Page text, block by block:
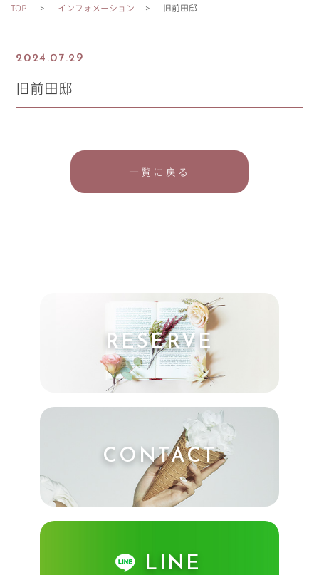
TOP インフォメーション 旧前田邸
2024.07.29
旧前田邸
一覧に戻る
RESERVE
CONTACT
LINE